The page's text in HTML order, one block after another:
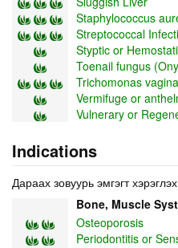
Staphylococcus
Streptococcal
Styptic or
Toenail fungus
Trichomonas
Vermifuge or
Vulnerary or
Indications
Дараах зовуурь эмгэгт
Bone, Muscle
Osteoporosis
Periodontitis or